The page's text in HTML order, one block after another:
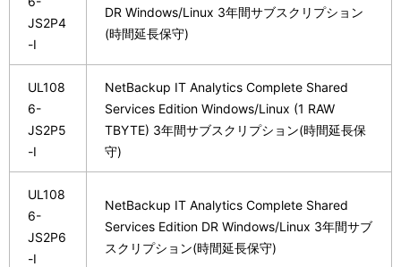
JS2P4
-I
DR Windows/Linux 3年間サブスクリプション
(時間延長保守)
UL108
6-
JS2P5
-I
NetBackup IT Analytics Complete Shared
Services Edition Windows/Linux (1 RAW
TBYTE) 3年間サブスクリプション(時間延長保
守)
UL108
6-
JS2P6
-I
NetBackup IT Analytics Complete Shared
Services Edition DR Windows/Linux 3年間サブ
スクリプション(時間延長保守)